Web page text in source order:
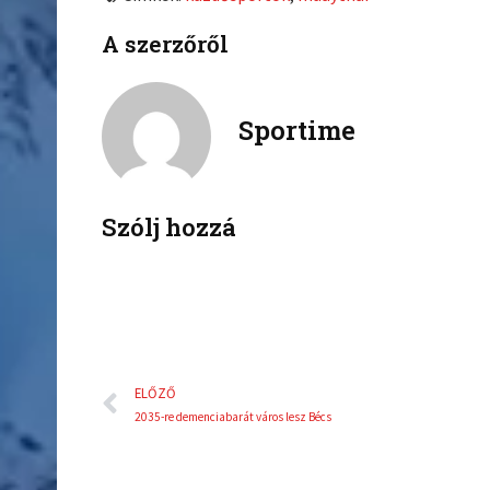
f
b
A szerzőről
Sportime
Szólj hozzá
Előző
ELŐZŐ
2035-re demenciabarát város lesz Bécs